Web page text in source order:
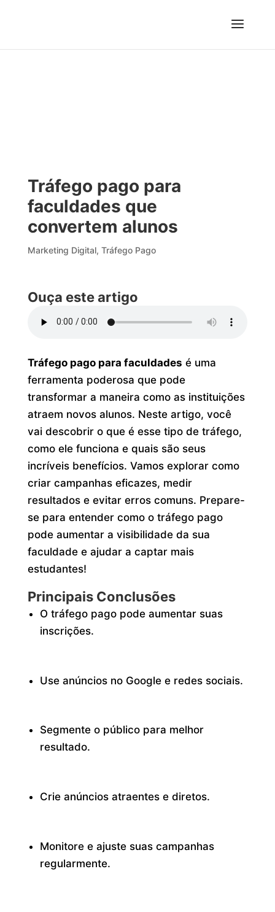
Tráfego pago para
faculdades que
convertem alunos
Marketing Digital, Tráfego Pago
Ouça este artigo
Tráfego pago para faculdades é uma
ferramenta poderosa que pode
transformar a maneira como as instituições
atraem novos alunos. Neste artigo, você
vai descobrir o que é esse tipo de tráfego,
como ele funciona e quais são seus
incríveis benefícios. Vamos explorar como
criar campanhas eficazes, medir
resultados e evitar erros comuns. Prepare-
se para entender como o tráfego pago
pode aumentar a visibilidade da sua
faculdade e ajudar a captar mais
estudantes!
Principais Conclusões
O tráfego pago pode aumentar suas
inscrições.
Use anúncios no Google e redes sociais.
Segmente o público para melhor
resultado.
Crie anúncios atraentes e diretos.
Monitore e ajuste suas campanhas
regularmente.